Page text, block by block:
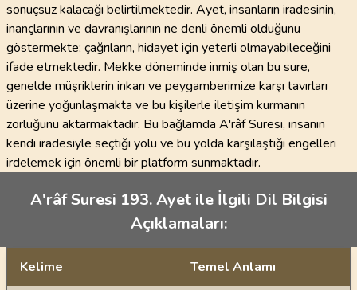
sonuçsuz kalacağı belirtilmektedir. Ayet, insanların iradesinin,
inançlarının ve davranışlarının ne denli önemli olduğunu
göstermekte; çağrıların, hidayet için yeterli olmayabileceğini
ifade etmektedir. Mekke döneminde inmiş olan bu sure,
genelde müşriklerin inkarı ve peygamberimize karşı tavırları
üzerine yoğunlaşmakta ve bu kişilerle iletişim kurmanın
zorluğunu aktarmaktadır. Bu bağlamda A'râf Suresi, insanın
kendi iradesiyle seçtiği yolu ve bu yolda karşılaştığı engelleri
irdelemek için önemli bir platform sunmaktadır.
A'râf Suresi 193. Ayet ile İlgili Dil Bilgisi
Açıklamaları:
Kelime Temel Anlamı